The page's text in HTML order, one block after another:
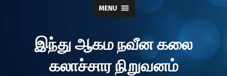
MENU
இந்து ஆகம நவீன கலை
கலாச்சார நிறுவனம்